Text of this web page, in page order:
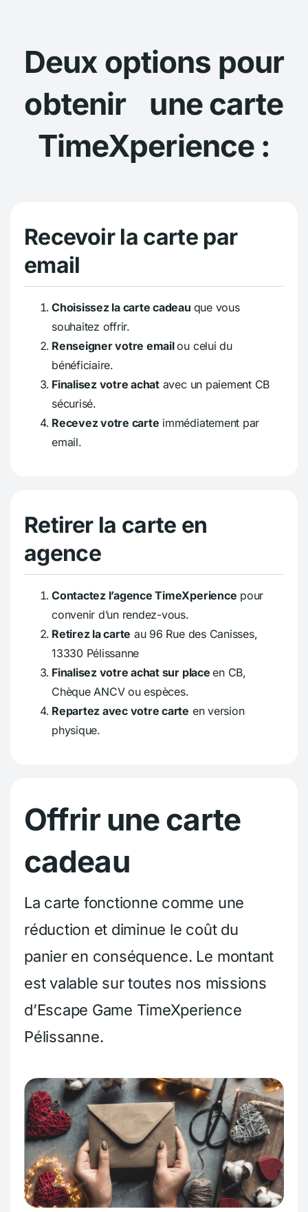
Deux options pour
obtenir une carte
TimeXperience :
Recevoir la carte par
email
Choisissez la carte cadeau que vous
souhaitez offrir.
Renseigner votre emailou celui du
bénéficiaire.
Finalisez votre achatavec un paiement CB
sécurisé.
Recevez votre carte immédiatement par
email.
Retirer la carte en
agence
Contactez l’agence TimeXperience pour
convenir d’un rendez-vous.
Retirez la carte au 96 Rue des Canisses,
13330 Pélissanne
Finalisez votre achat sur placeen CB,
Chèque ANCV ou espèces.
Repartez avec votre carte en version
physique.
Offrir une carte
cadeau
La carte fonctionne comme une
réduction et diminue le coût du
panier en conséquence. Le montant
est valable sur toutes nos missions
d’Escape Game TimeXperience
Pélissanne.